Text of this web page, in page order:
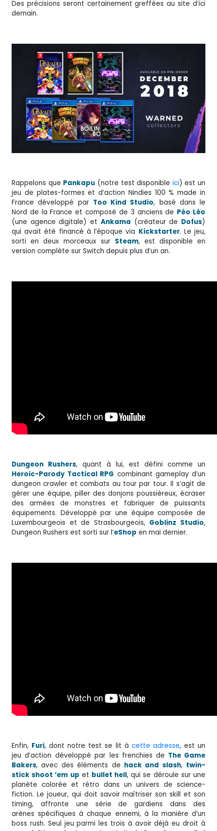
Des précisions seront certainement greffées au site d’ici
demain.
Rappelons que Pankapu (notre test disponible ici) est un
jeu de plates-formes et d’action Nindies 100 % made in
France développé par Too Kind Studio, basé dans le
Nord de la France et composé de 3 anciens de Péo Léo
(une agence digitale) et Ankama (créateur de Dofus)
qui avait été financé à l’époque via Kickstarter. Le jeu,
sorti en deux morceaux sur Steam, est disponible en
version complète sur Switch depuis plus d’un an.
Dungeon Rushers, quant à lui, est défini comme un
Heroic-Parody Tactical RPG combinant gameplay d’un
dungeon crawler et combats au tour par tour. Il s’agit de
gérer une équipe, piller des donjons poussiéreux, écraser
des armées de monstres et fabriquer de puissants
équipements. Développé par une équipe composée de
Luxembourgeois et de Strasbourgeois, Goblinz Studio,
Dungeon Rushers est sorti sur l’eShop en mai dernier.
Enfin, Furi, dont notre test se lit à cette adresse, est un
jeu d’action développé par les frenchies de The Game
Bakers, avec des éléments de hack and slash, twin-
stick shoot ’em up et bullet hell, qui se déroule sur une
planète colorée et rétro dans un univers de science-
fiction. Le joueur, qui doit savoir maîtriser son skill et son
timing, affronte une série de gardiens dans des
arènes spécifiques à chaque ennemi, à la manière d’un
boss rush. Seul jeu parmi les trois à avoir déjà eu droit à